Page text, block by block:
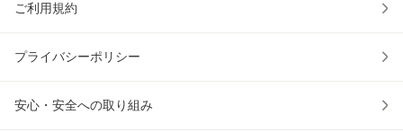
ご利用規約
プライバシーポリシー
安心・安全への取り組み